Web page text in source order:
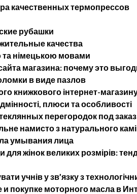
качественных термопрессов
рубашки
качества
та німецькою мовами
магазина: почему это
в виде пазлов
книжкового інтернет-
плюси та особливості
перегородок под заказ
намисто з натурального
умывания лица
жінок великих розмірів:
учнів у зв’язку з
покупке моторного масла в